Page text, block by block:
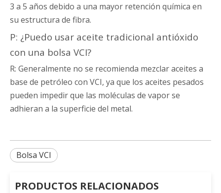
3 a 5 años debido a una mayor retención química en
su estructura de fibra.
P: ¿Puedo usar aceite tradicional antióxido
con una bolsa VCI?
R: Generalmente no se recomienda mezclar aceites a
base de petróleo con VCI, ya que los aceites pesados ​​
pueden impedir que las moléculas de vapor se
adhieran a la superficie del metal.
Bolsa VCI
PRODUCTOS RELACIONADOS